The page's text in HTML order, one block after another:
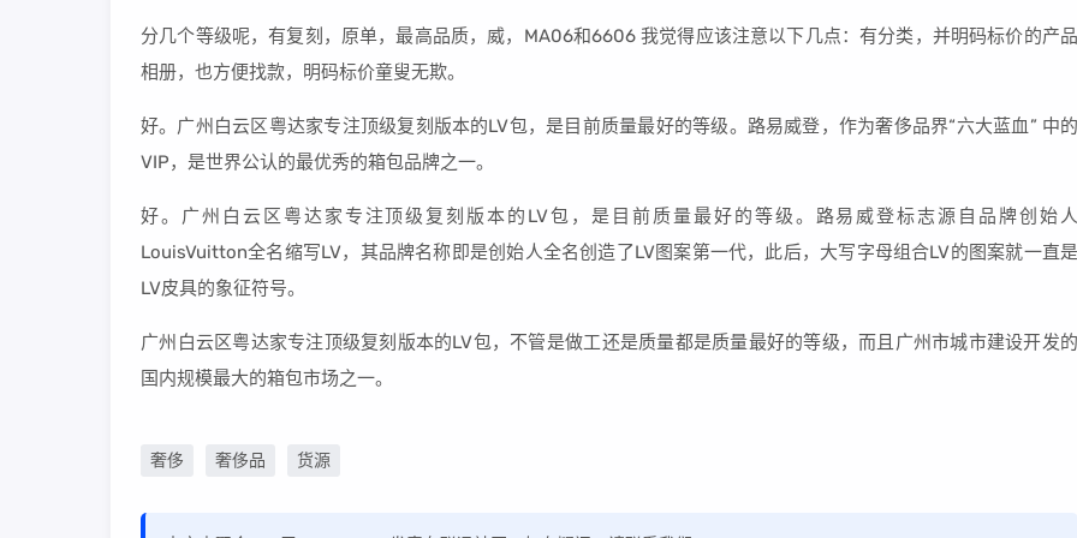
分几个等级呢，有复刻，原单，最高品质，威，MA06和6606 我觉得应该注意以下几点：有分类，并明码标价的产品
相册，也方便找款，明码标价童叟无欺。
好。广州白云区粤达家专注顶级复刻版本的LV包，是目前质量最好的等级。路易威登，作为奢侈品界“六大蓝血” 中的
VIP，是世界公认的最优秀的箱包品牌之一。
好。广州白云区粤达家专注顶级复刻版本的LV包，是目前质量最好的等级。路易威登标志源自品牌创始人
LouisVuitton全名缩写LV，其品牌名称即是创始人全名创造了LV图案第一代，此后，大写字母组合LV的图案就一直是
LV皮具的象征符号。
广州白云区粤达家专注顶级复刻版本的LV包，不管是做工还是质量都是质量最好的等级，而且广州市城市建设开发的
国内规模最大的箱包市场之一。
奢侈 奢侈品 货源